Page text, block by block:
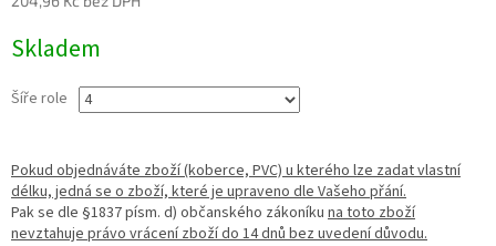
cena:
Skladem
Šíře role
Pokud objednáváte zboží (koberce, PVC) u kterého lze zadat vlastní
délku, jedná se o zboží, které je upraveno dle Vašeho přání.
Pak se dle §1837 písm. d) občanského zákoníku na toto zboží
nevztahuje právo vrácení zboží do 14 dnů bez uvedení důvodu.